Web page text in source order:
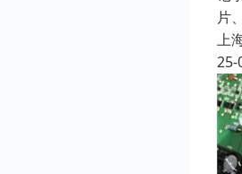
片
上
25-